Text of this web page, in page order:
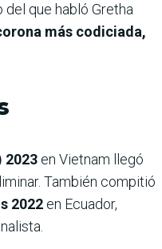
que habló Gretha
más codiciada,
2023 en Vietnam llegó
También compitió
2022 en Ecuador,